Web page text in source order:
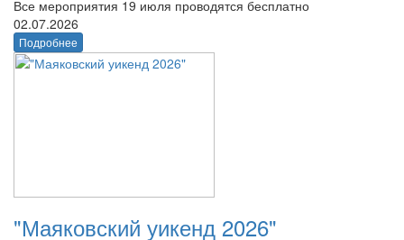
Все мероприятия 19 июля проводятся бесплатно
02.07.2026
Подробнее
"Маяковский уикенд 2026"